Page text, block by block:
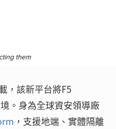
，該新平台將F5
。身為全球資安領導廠
，支援地端、實體隔離